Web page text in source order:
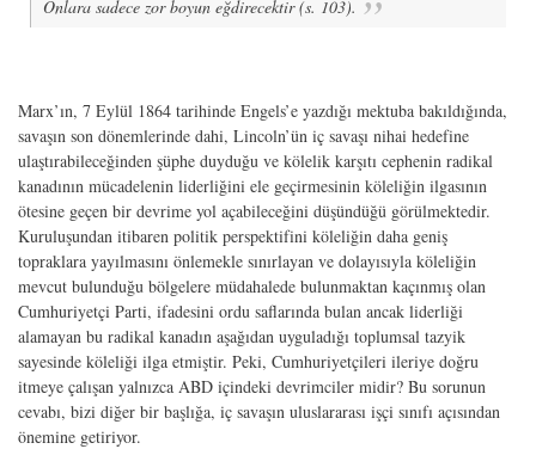
Onlara sadece zor boyun eğdirecektir (s. 103).
Marx’ın, 7 Eylül 1864 tarihinde Engels’e yazdığı mektuba bakıldığında,
savaşın son dönemlerinde dahi, Lincoln’ün iç savaşı nihai hedefine
ulaştırabileceğinden şüphe duyduğu ve kölelik karşıtı cephenin radikal
kanadının mücadelenin liderliğini ele geçirmesinin köleliğin ilgasının
ötesine geçen bir devrime yol açabileceğini düşündüğü görülmektedir.
Kuruluşundan itibaren politik perspektifini köleliğin daha geniş
topraklara yayılmasını önlemekle sınırlayan ve dolayısıyla köleliğin
mevcut bulunduğu bölgelere müdahalede bulunmaktan kaçınmış olan
Cumhuriyetçi Parti, ifadesini ordu saflarında bulan ancak liderliği
alamayan bu radikal kanadın aşağıdan uyguladığı toplumsal tazyik
sayesinde köleliği ilga etmiştir. Peki, Cumhuriyetçileri ileriye doğru
itmeye çalışan yalnızca ABD içindeki devrimciler midir? Bu sorunun
cevabı, bizi diğer bir başlığa, iç savaşın uluslararası işçi sınıfı açısından
önemine getiriyor.